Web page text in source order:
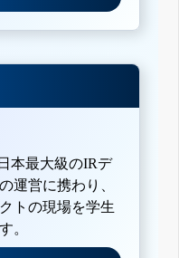
本最大級のIRデ
運営に携わり、
トの現場を学生
。